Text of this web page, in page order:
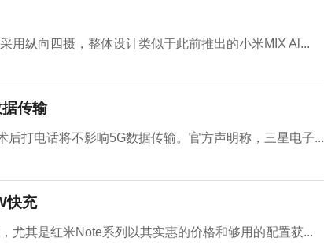
用纵向四摄，整体设计类似于此前推出的小米MIX Al...
传输
打电话将不影响5G数据传输。官方声明称，三星电子...
快充
尤其是红米Note系列以其实惠的价格和够用的配置获...